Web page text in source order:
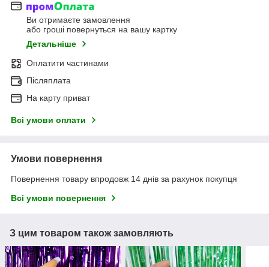
Ви отримаєте замовлення
або гроші повернуться на вашу картку
Детальніше
Оплатити частинами
Післяплата
На карту приват
Всі умови оплати
Умови повернення
Повернення товару впродовж 14 днів за рахунок покупця
Всі умови повернення
З цим товаром також замовляють